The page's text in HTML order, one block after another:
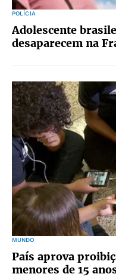
POLÍCIA
Adolescente
desaparecem na
MUNDO
País aprova
menores de 15